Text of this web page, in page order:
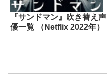
『サンドマン』吹き替え声
優一覧 （Netflix 2022年）